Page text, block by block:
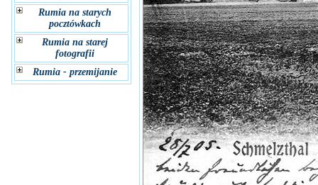
Rumia na starych
pocztówkach
Rumia na starej
fotografii
Rumia - przemijanie